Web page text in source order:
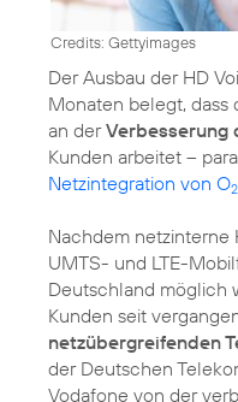
Credits: Gettyimages
Der Ausbau der HD
Monaten belegt, dass
an derVerbesserung
Kunden arbeitet –
Netzintegration von O2
Nachdem netzinterne
UMTS- und LTE-
Deutschland möglich
Kunden seit
netzübergreifenden
der Deutschen
Vodafone von der